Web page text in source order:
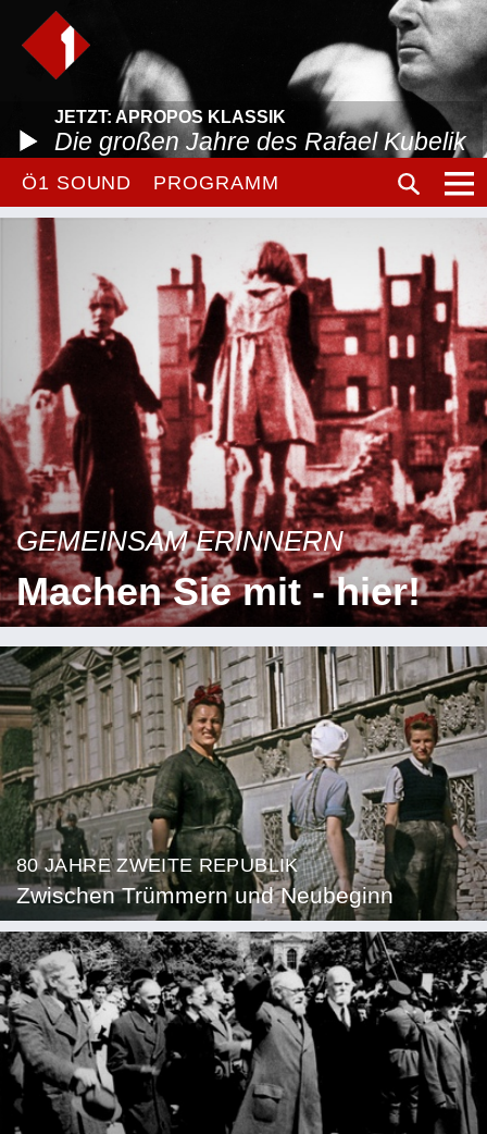
JETZT: APROPOS KLASSIK
Die großen Jahre des Rafael Kubelik
Ö1 SOUND PROGRAMM
GEMEINSAM ERINNERN
Machen Sie mit - hier!
80 JAHRE ZWEITE REPUBLIK
Zwischen Trümmern und Neubeginn